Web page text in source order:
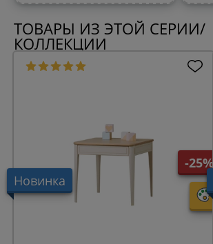
ТОВАРЫ ИЗ ЭТОЙ СЕРИИ/
КОЛЛЕКЦИИ
Новинка
-25%